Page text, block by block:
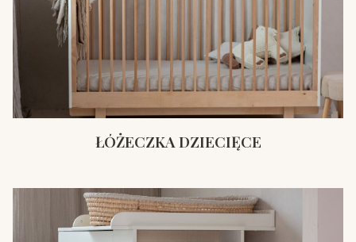
ŁÓŻECZKA DZIECIĘCE